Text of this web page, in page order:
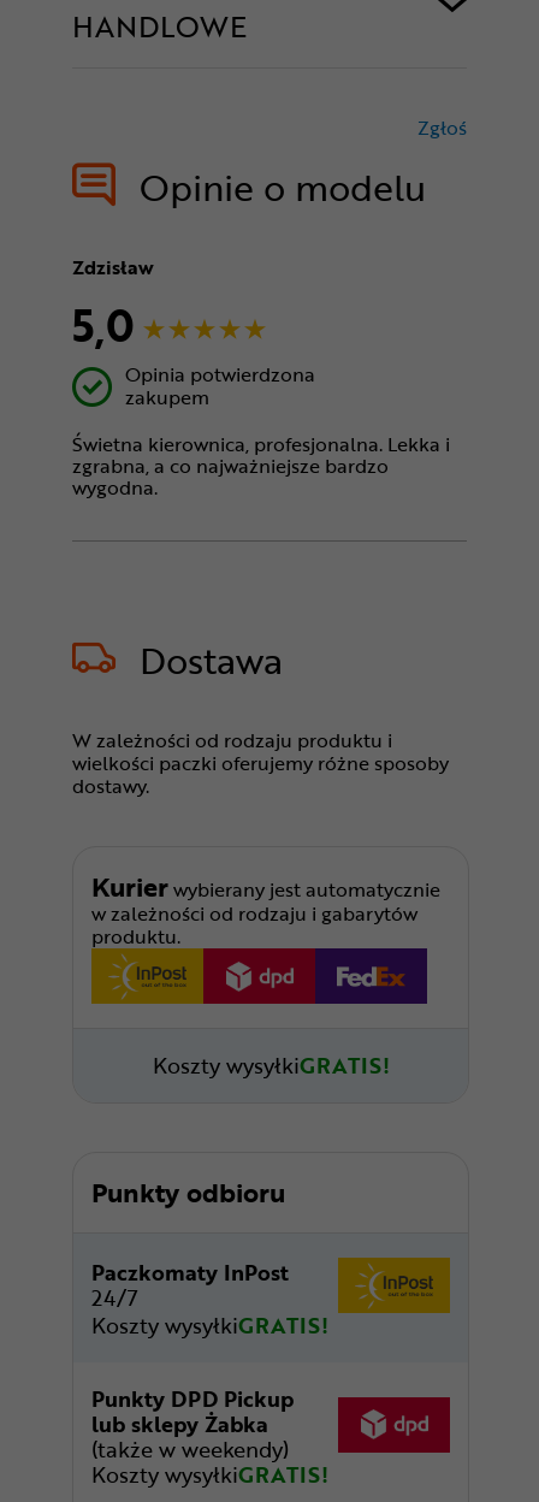
HANDLOWE
Opinie o modelu
Zgłoś
Zdzisław
5,0
Opinia potwierdzona
zakupem
Świetna kierownica, profesjonalna. Lekka i
zgrabna, a co najważniejsze bardzo
wygodna.
Dostawa
W zależności od rodzaju produktu i
wielkości paczki oferujemy różne sposoby
dostawy.
Kurierwybierany jest automatycznie
w zależności od rodzaju i gabarytów
produktu.
Koszty wysyłkiGRATIS!
Punkty odbioru
Paczkomaty InPost
24/7
Koszty wysyłkiGRATIS!
Punkty DPD Pickup
lub sklepy Żabka
(także w weekendy)
Koszty wysyłkiGRATIS!